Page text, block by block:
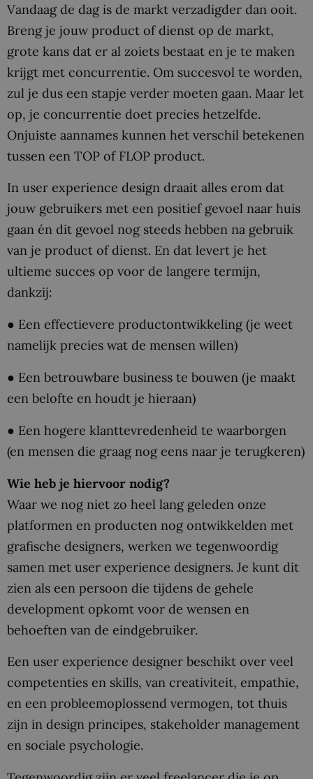
Vandaag de dag is de markt verzadigder dan ooit.
Breng je jouw product of dienst op de markt,
grote kans dat er al zoiets bestaat en je te maken
krijgt met concurrentie. Om succesvol te worden,
zul je dus een stapje verder moeten gaan. Maar let
op, je concurrentie doet precies hetzelfde.
Onjuiste aannames kunnen het verschil betekenen
tussen een TOP of FLOP product.
In user experience design draait alles erom dat
jouw gebruikers met een positief gevoel naar huis
gaan én dit gevoel nog steeds hebben na gebruik
van je product of dienst. En dat levert je het
ultieme succes op voor de langere termijn,
dankzij:
● Een effectievere productontwikkeling (je weet
namelijk precies wat de mensen willen)
● Een betrouwbare business te bouwen (je maakt
een belofte en houdt je hieraan)
● Een hogere klanttevredenheid te waarborgen
(en mensen die graag nog eens naar je terugkeren)
Wie heb je hiervoor nodig?
Waar we nog niet zo heel lang geleden onze
platformen en producten nog ontwikkelden met
grafische designers, werken we tegenwoordig
samen met user experience designers. Je kunt dit
zien als een persoon die tijdens de gehele
development opkomt voor de wensen en
behoeften van de eindgebruiker.
Een user experience designer beschikt over veel
competenties en skills, van creativiteit, empathie,
en een probleemoplossend vermogen, tot thuis
zijn in design principes, stakeholder management
en sociale psychologie.